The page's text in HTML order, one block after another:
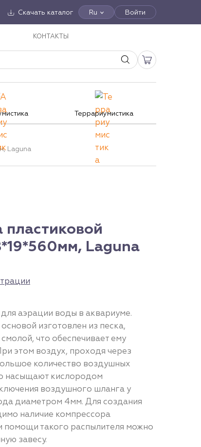
Скачать каталог Ru Войти
КОНТАКТЫ
Террариумистика
Laguna
пластиковой
Laguna
аэрации воды в аквариуме.
изготовлен из песка,
что обеспечивает ему
этом воздух, проходя через
количество воздушных
насыщают кислородом
воздушного шланга у
диаметром 4мм. Для создания
наличие компрессора
такого распылителя можно
завесу.